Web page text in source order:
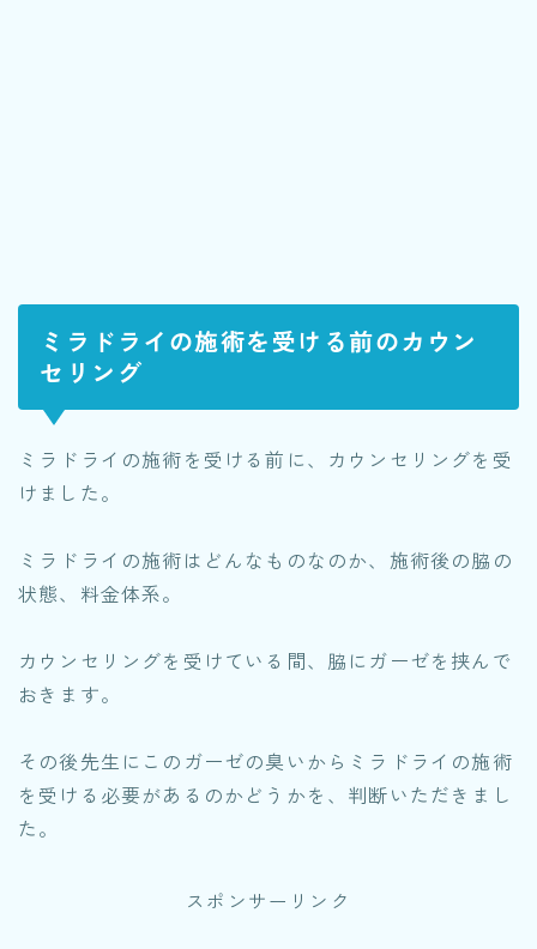
ミラドライの施術を受ける前のカウン
セリング
ミラドライの施術を受ける前に、カウンセリングを受
けました。
ミラドライの施術はどんなものなのか、施術後の脇の
状態、料金体系。
カウンセリングを受けている間、脇にガーゼを挟んで
おきます。
その後先生にこのガーゼの臭いからミラドライの施術
を受ける必要があるのかどうかを、判断いただきまし
た。
スポンサーリンク